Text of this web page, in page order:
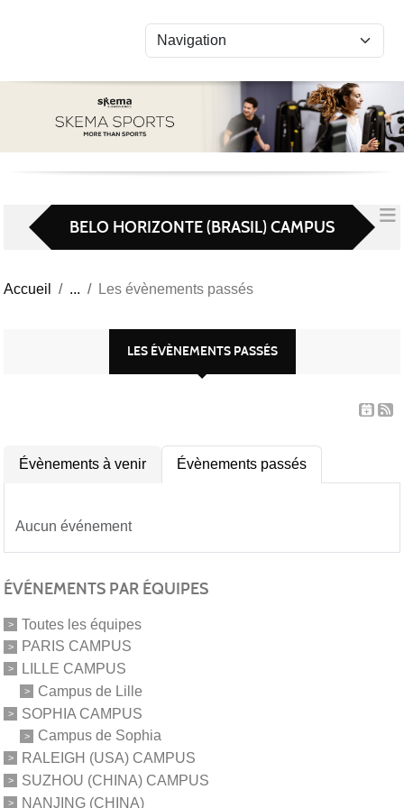
BELO HORIZONTE (BRASIL) CAMPUS
Accueil Les évènements passés
LES ÉVÈNEMENTS PASSÉS
Évènements à venir Évènements passés
Aucun événement
ÉVÉNEMENTS PAR ÉQUIPES
Toutes les équipes
PARIS CAMPUS
LILLE CAMPUS
Campus de Lille
SOPHIA CAMPUS
Campus de Sophia
RALEIGH (USA) CAMPUS
SUZHOU (CHINA) CAMPUS
NANJING (CHINA)